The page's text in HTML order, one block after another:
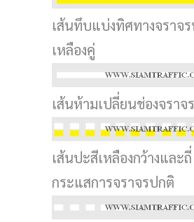
เส้นทึบแบ่งทิศทางจราจ
เหลืองคู่
เส้นห้ามเปลี่ยนช่องจราจร
เส้นปะสีเหลืองกว้างและ
กระแสการจราจรปกติ